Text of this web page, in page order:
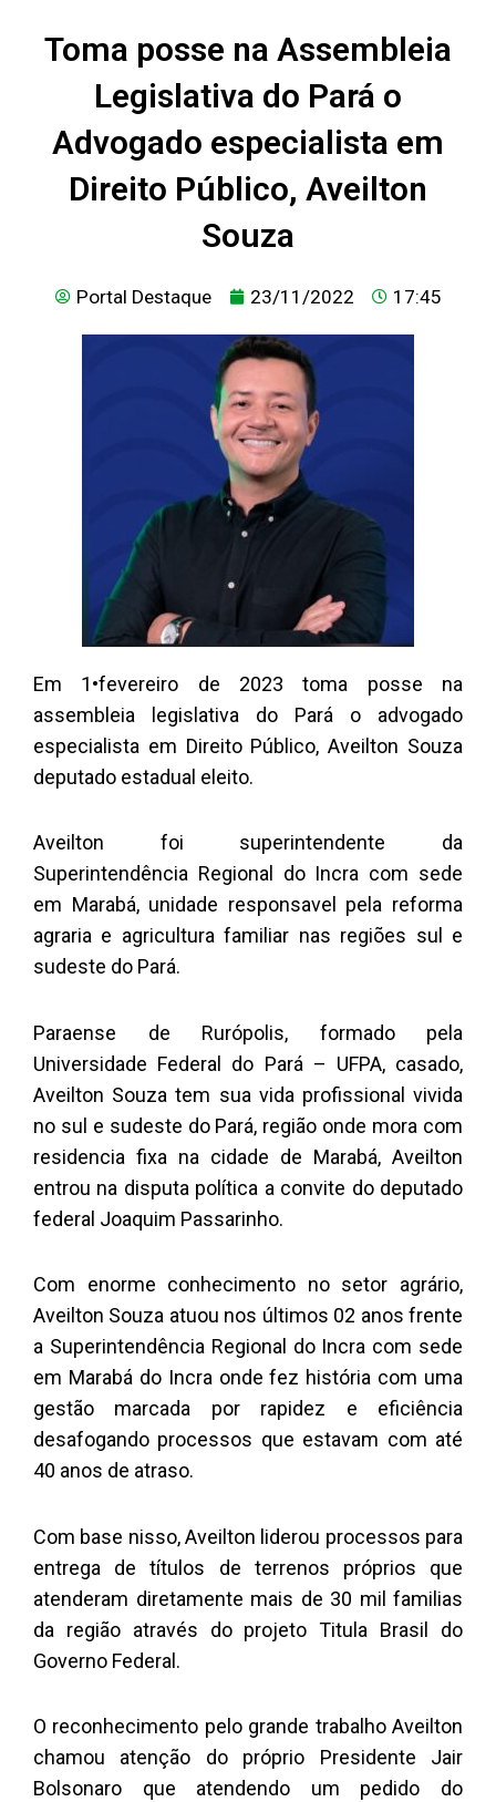
Toma posse na Assembleia
Legislativa do Pará o
Advogado especialista em
Direito Público, Aveilton
Souza
Portal Destaque 23/11/2022 17:45
Em 1•fevereiro de 2023 toma posse na
assembleia legislativa do Pará o advogado
especialista em Direito Público, Aveilton Souza
deputado estadual eleito.
Aveilton foi superintendente da
Superintendência Regional do Incra com sede
em Marabá, unidade responsavel pela reforma
agraria e agricultura familiar nas regiões sul e
sudeste do Pará.
Paraense de Rurópolis, formado pela
Universidade Federal do Pará – UFPA, casado,
Aveilton Souza tem sua vida profissional vivida
no sul e sudeste do Pará, região onde mora com
residencia fixa na cidade de Marabá, Aveilton
entrou na disputa política a convite do deputado
federal Joaquim Passarinho.
Com enorme conhecimento no setor agrário,
Aveilton Souza atuou nos últimos 02 anos frente
a Superintendência Regional do Incra com sede
em Marabá do Incra onde fez história com uma
gestão marcada por rapidez e eficiência
desafogando processos que estavam com até
40 anos de atraso.
Com base nisso, Aveilton liderou processos para
entrega de títulos de terrenos próprios que
atenderam diretamente mais de 30 mil familias
da região através do projeto Titula Brasil do
Governo Federal.
O reconhecimento pelo grande trabalho Aveilton
chamou atenção do próprio Presidente Jair
Bolsonaro que atendendo um pedido do